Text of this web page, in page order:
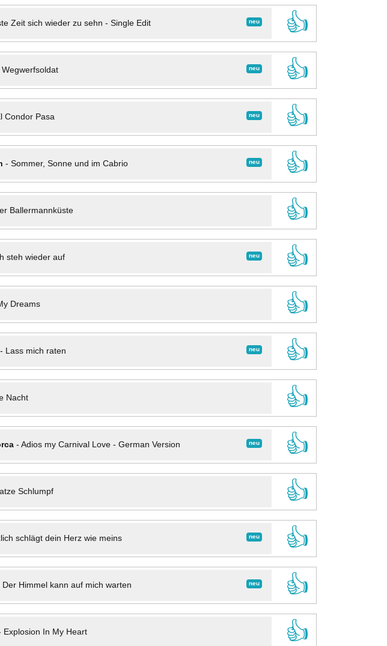
neu
Zeit sich wieder zu sehn - Single Edit
👍
neu
Wegwerfsoldat
👍
neu
Condor Pasa
👍
neu
- Sommer, Sonne und im Cabrio
👍
Ballermannküste
👍
neu
steh wieder auf
👍
Dreams
👍
neu
- Lass mich raten
👍
Nacht
👍
neu
- Adios my Carnival Love - German Version
👍
Schlumpf
👍
neu
schlägt dein Herz wie meins
👍
neu
Der Himmel kann auf mich warten
👍
Explosion In My Heart
👍